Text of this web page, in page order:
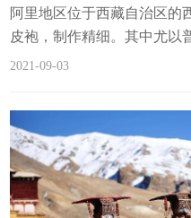
彩色氆氇,是为...
阿里地区位于西藏自治区的
皮袍，制作精细。其中尤以
孔雀而成的“孔雀”服饰为：
和耳坠象征孔雀的头冠：背
带圆形花纹的粗氆氇条，象
圆形花纹的棕蓝彩色氆氇，
为三叉，是孔雀的尾...
2021-09-03